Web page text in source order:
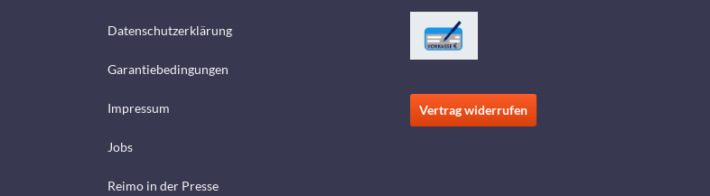
Datenschutzerklärung
Garantiebedingungen
Impressum
Jobs
Reimo in der Presse
Vertrag widerrufen